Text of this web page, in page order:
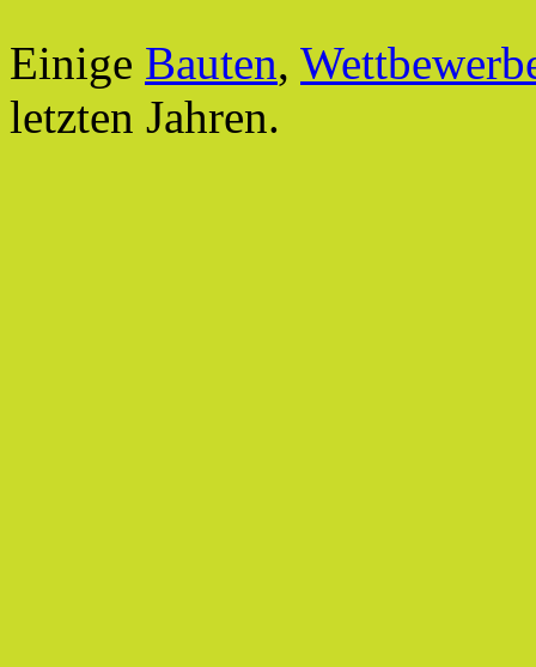
Einige Bauten,
letzten Jahren.